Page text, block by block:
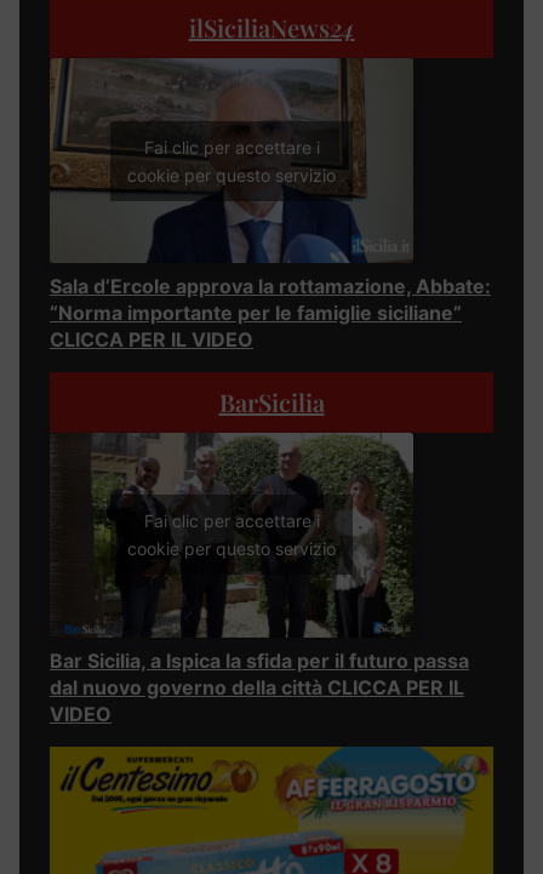
ilSiciliaNews24
Fai clic per accettare i
cookie per questo servizio
Sala d’Ercole approva la rottamazione, Abbate:
“Norma importante per le famiglie siciliane”
CLICCA PER IL VIDEO
BarSicilia
Fai clic per accettare i
cookie per questo servizio
Bar Sicilia, a Ispica la sfida per il futuro passa
dal nuovo governo della città CLICCA PER IL
VIDEO